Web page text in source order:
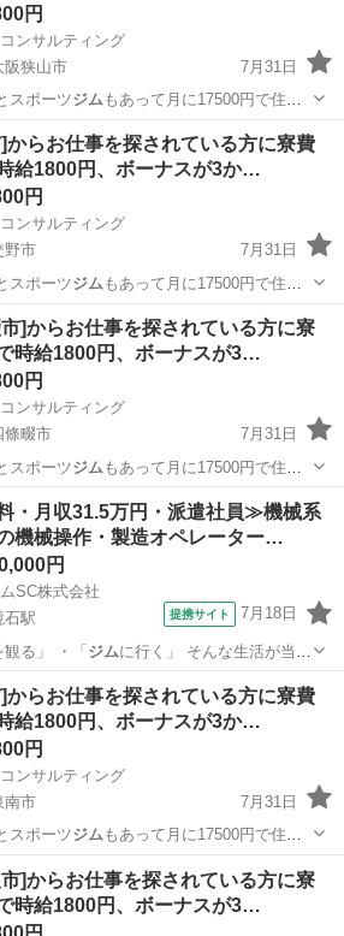
円
ンサルティング
阪狭山市
7月31日
スポーツジムもあって月に17500円で住め
工場 スタッフ
からお仕事を探されている方に寮費
給1800円、ボーナスが3か…
円
ンサルティング
野市
7月31日
スポーツジムもあって月に17500円で住め
スタッフ
]からお仕事を探されている方に寮
時給1800円、ボーナスが3…
円
ンサルティング
條畷市
7月31日
スポーツジム もあって月に17500円で住め
場 スタッフ
・月収31.5万円・派遣社員≫機械系
機械操作・製造オペレーター…
円
SC株式会社
石駅
提携サイト 7月18日
観る」 ・「ジムに行く」 そんな生活が当た
からお仕事を探されている方に寮費
給1800円、ボーナスが3か…
円
ンサルティング
南市
7月31日
スポーツジムもあって月に17500円で住め
スタッフ
]からお仕事を探されている方に寮
時給1800円、ボーナスが3…